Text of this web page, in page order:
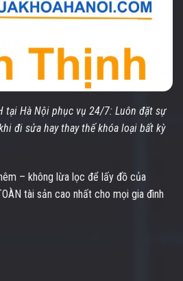
tại Hà Nội phục vụ 24/7: Luôn đặt sự
đi sửa hay thay thế khóa loại bất kỳ
– không lừa lọc để lấy đồ của
tài sản cao nhất cho mọi gia đình